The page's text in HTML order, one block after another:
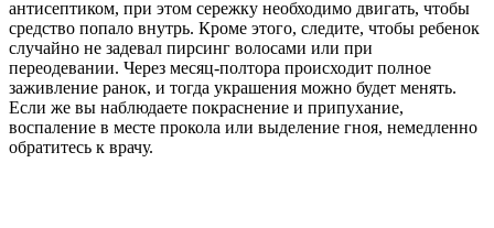
антисептиком, при этом сережку необходимо двигать, чтобы
средство попало внутрь. Кроме этого, следите, чтобы ребенок
случайно не задевал пирсинг волосами или при
переодевании. Через месяц-полтора происходит полное
заживление ранок, и тогда украшения можно будет менять.
Если же вы наблюдаете покраснение и припухание,
воспаление в месте прокола или выделение гноя, немедленно
обратитесь к врачу.